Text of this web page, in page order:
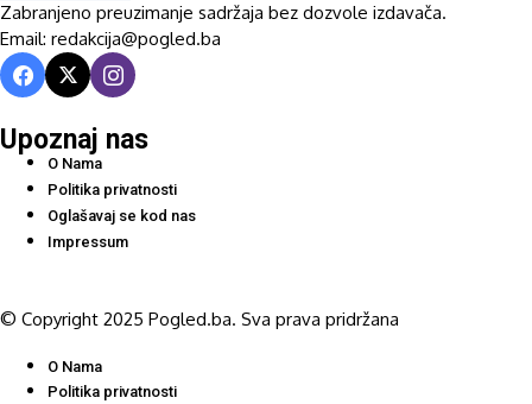
Zabranjeno preuzimanje sadržaja bez dozvole izdavača.
Email: redakcija@pogled.ba
Upoznaj nas
O Nama
Politika privatnosti
Oglašavaj se kod nas
Impressum
© Copyright 2025 Pogled.ba. Sva prava pridržana
O Nama
Politika privatnosti